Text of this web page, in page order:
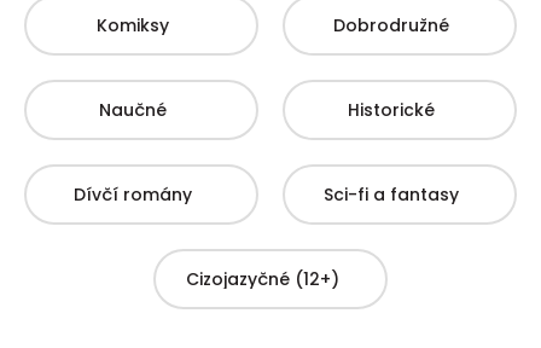
Komiksy Dobrodružné
Naučné Historické
Dívčí romány Sci-fi a fantasy
Cizojazyčné (12+)